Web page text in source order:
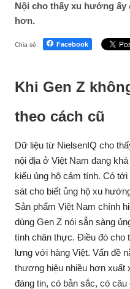
Nội cho thấy xu hướng ấy
hơn.
Chia sẻ: Facebook
Khi Gen Z
theo cách cũ
Dữ liệu từ NielsenIQ cho
nội địa ở Việt Nam đang
kiểu ủng hộ cảm tính. Có
sát cho biết ủng hộ xu
Sản phẩm Việt Nam chính
dùng Gen Z nói sẵn sàng
tính chân thực. Điều đó cho
lưng với hàng Việt. Vấn đề
thương hiệu nhiều hơn xuất
đáng tin, có bản sắc, có